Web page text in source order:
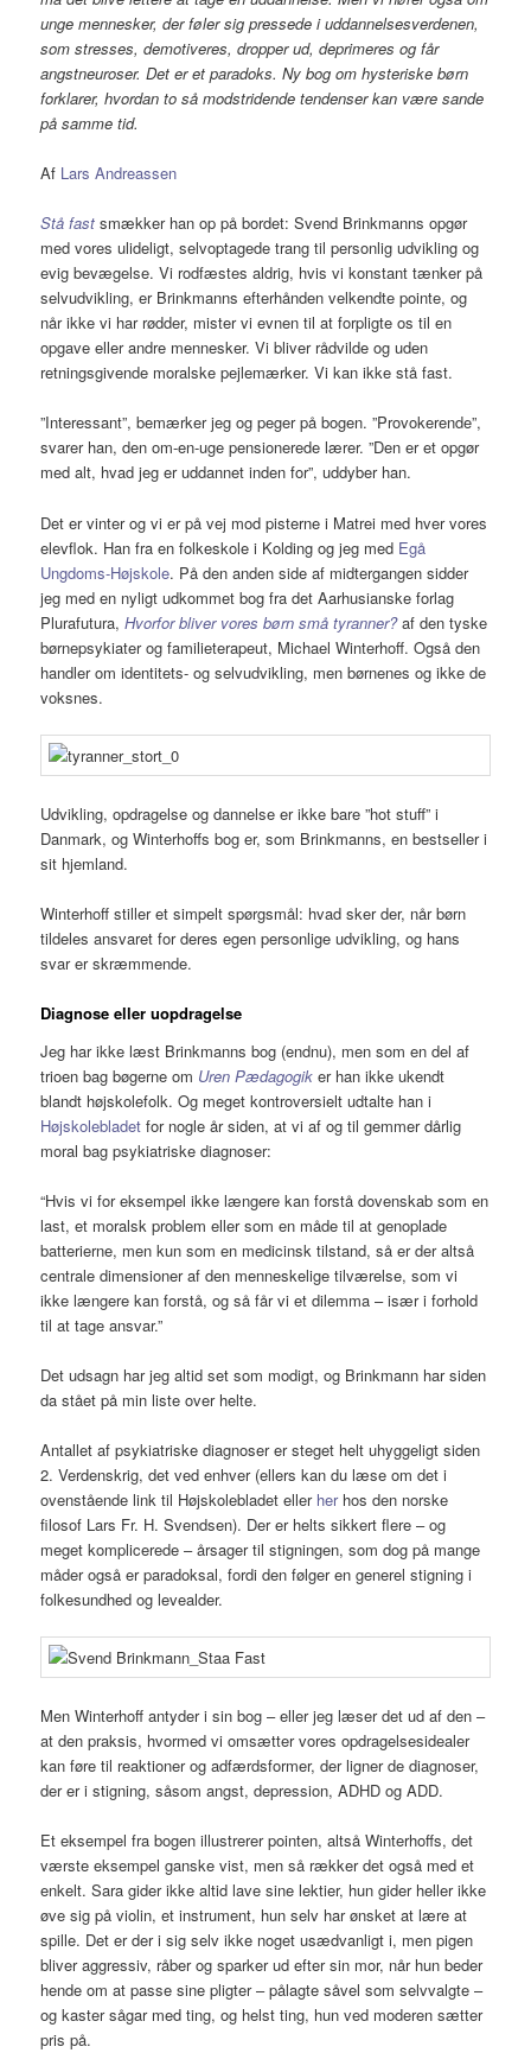
unge mennesker, der føler sig pressede i uddannelsesverdenen,
som stresses, demotiveres, dropper ud, deprimeres og får
angstneuroser. Det er et paradoks. Ny bog om hysteriske børn
forklarer, hvordan to så modstridende tendenser kan være sande
på samme tid.
Af Lars Andreassen
Stå fast smækker han op på bordet: Svend Brinkmanns opgør
med vores ulideligt, selvoptagede trang til personlig udvikling og
evig bevægelse. Vi rodfæstes aldrig, hvis vi konstant tænker på
selvudvikling, er Brinkmanns efterhånden velkendte pointe, og
når ikke vi har rødder, mister vi evnen til at forpligte os til en
opgave eller andre mennesker. Vi bliver rådvilde og uden
retningsgivende moralske pejlemærker. Vi kan ikke stå fast.
”Interessant”, bemærker jeg og peger på bogen. ”Provokerende”,
svarer han, den om-en-uge pensionerede lærer. ”Den er et opgør
med alt, hvad jeg er uddannet inden for”, uddyber han.
Det er vinter og vi er på vej mod pisterne i Matrei med hver vores
elevflok. Han fra en folkeskole i Kolding og jeg med Egå
Ungdoms-Højskole. På den anden side af midtergangen sidder
jeg med en nyligt udkommet bog fra det Aarhusianske forlag
Plurafutura,Hvorfor bliver vores børn små tyranner?af den tyske
børnepsykiater og familieterapeut, Michael Winterhoff. Også den
handler om identitets- og selvudvikling, men børnenes og ikke de
voksnes.
Udvikling, opdragelse og dannelse er ikke bare ”hot stuff” i
Danmark, og Winterhoffs bog er, som Brinkmanns, en bestseller i
sit hjemland.
Winterhoff stiller et simpelt spørgsmål: hvad sker der, når børn
tildeles ansvaret for deres egen personlige udvikling, og hans
svar er skræmmende.
Diagnose eller uopdragelse
Jeg har ikke læst Brinkmanns bog (endnu), men som en del af
trioen bag bøgerne om Uren Pædagogik er han ikke ukendt
blandt højskolefolk. Og meget kontroversielt udtalte han i
Højskolebladet for nogle år siden, at vi af og til gemmer dårlig
moral bag psykiatriske diagnoser:
“Hvis vi for eksempel ikke længere kan forstå dovenskab som en
last, et moralsk problem eller som en måde til at genoplade
batterierne, men kun som en medicinsk tilstand, så er der altså
centrale dimensioner af den menneskelige tilværelse, som vi
ikke længere kan forstå, og så får vi et dilemma – især i forhold
til at tage ansvar.”
Det udsagn har jeg altid set som modigt, og Brinkmann har siden
da stået på min liste over helte.
Antallet af psykiatriske diagnoser er steget helt uhyggeligt siden
2. Verdenskrig, det ved enhver (ellers kan du læse om det i
ovenstående link til Højskolebladet eller herhos den norske
filosof Lars Fr. H. Svendsen). Der er helts sikkert flere – og
meget komplicerede – årsager til stigningen, som dog på mange
måder også er paradoksal, fordi den følger en generel stigning i
folkesundhed og levealder.
Men Winterhoff antyder i sin bog – eller jeg læser det ud af den –
at den praksis, hvormed vi omsætter vores opdragelsesidealer
kan føre til reaktioner og adfærdsformer, der ligner de diagnoser,
der er i stigning, såsom angst, depression, ADHD og ADD.
Et eksempel fra bogen illustrerer pointen, altså Winterhoffs, det
værste eksempel ganske vist, men så rækker det også med et
enkelt. Sara gider ikke altid lave sine lektier, hun gider heller ikke
øve sig på violin, et instrument, hun selv har ønsket at lære at
spille. Det er der i sig selv ikke noget usædvanligt i, men pigen
bliver aggressiv, råber og sparker ud efter sin mor, når hun beder
hende om at passe sine pligter – pålagte såvel som selvvalgte –
og kaster sågar med ting, og helst ting, hun ved moderen sætter
pris på.